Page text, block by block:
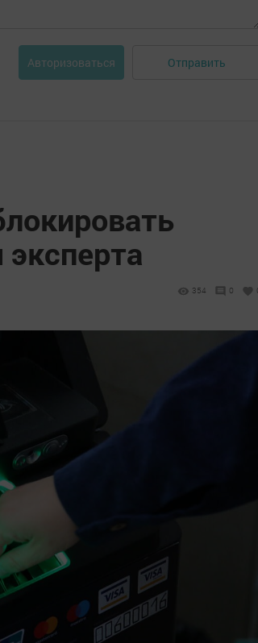
Авторизоваться Отправить
354 0